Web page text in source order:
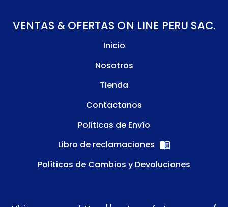
VENTAS & OFERTAS ON LINE PERU SAC.
Inicio
Nosotros
Tienda
Contactanos
Políticas de Envío
Libro de reclamaciones
Políticas de Cambios y Devoluciones